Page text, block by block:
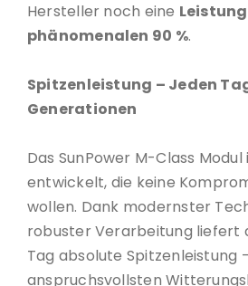
Hersteller noch eine
phänomenalen 90 %.
Spitzenleistung – Jeden
Generationen
Das SunPower M-Class
entwickelt, die keine
wollen. Dank modernster
robuster Verarbeitung liefert
Tag absolute Spitzenleistung
anspruchsvollsten